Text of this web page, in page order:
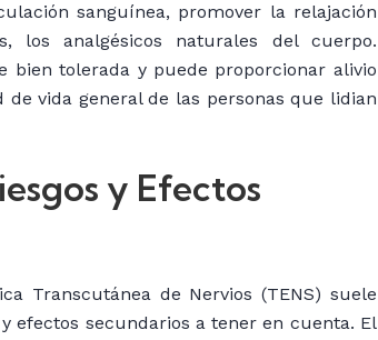
sanguínea, promover la relajación
los analgésicos naturales del cuerpo.
bien tolerada y puede proporcionar alivio
vida general de las personas que lidian
y Efectos
Transcutánea de Nervios (TENS) suele
efectos secundarios a tener en cuenta. El